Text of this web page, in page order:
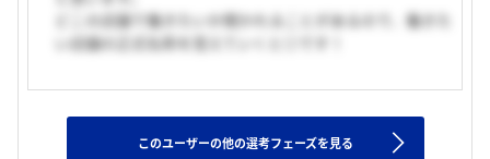
どこの店舗で働きたいか聞かれることがあるので、働きた
い店舗の正式名称を覚えていくと◎です！
このユーザーの他の選考フェーズを見る